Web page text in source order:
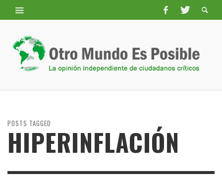
POSTS TAGGED
HIPERINFLACIÓN